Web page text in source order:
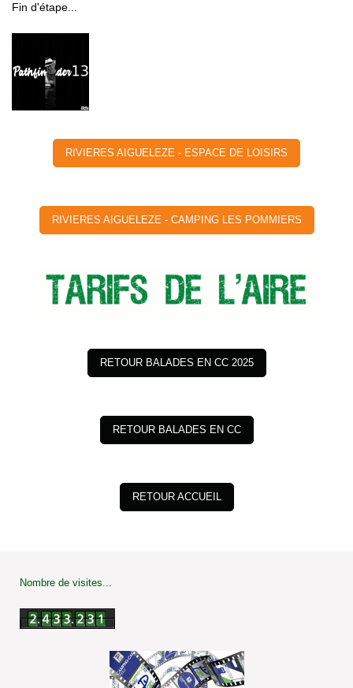
Fin d'étape...
RIVIERES AIGUELEZE - ESPACE DE LOISIRS
RIVIERES AIGUELEZE - CAMPING LES POMMIERS
RETOUR BALADES EN CC 2025
RETOUR BALADES EN CC
RETOUR ACCUEIL
Nombre de visites...